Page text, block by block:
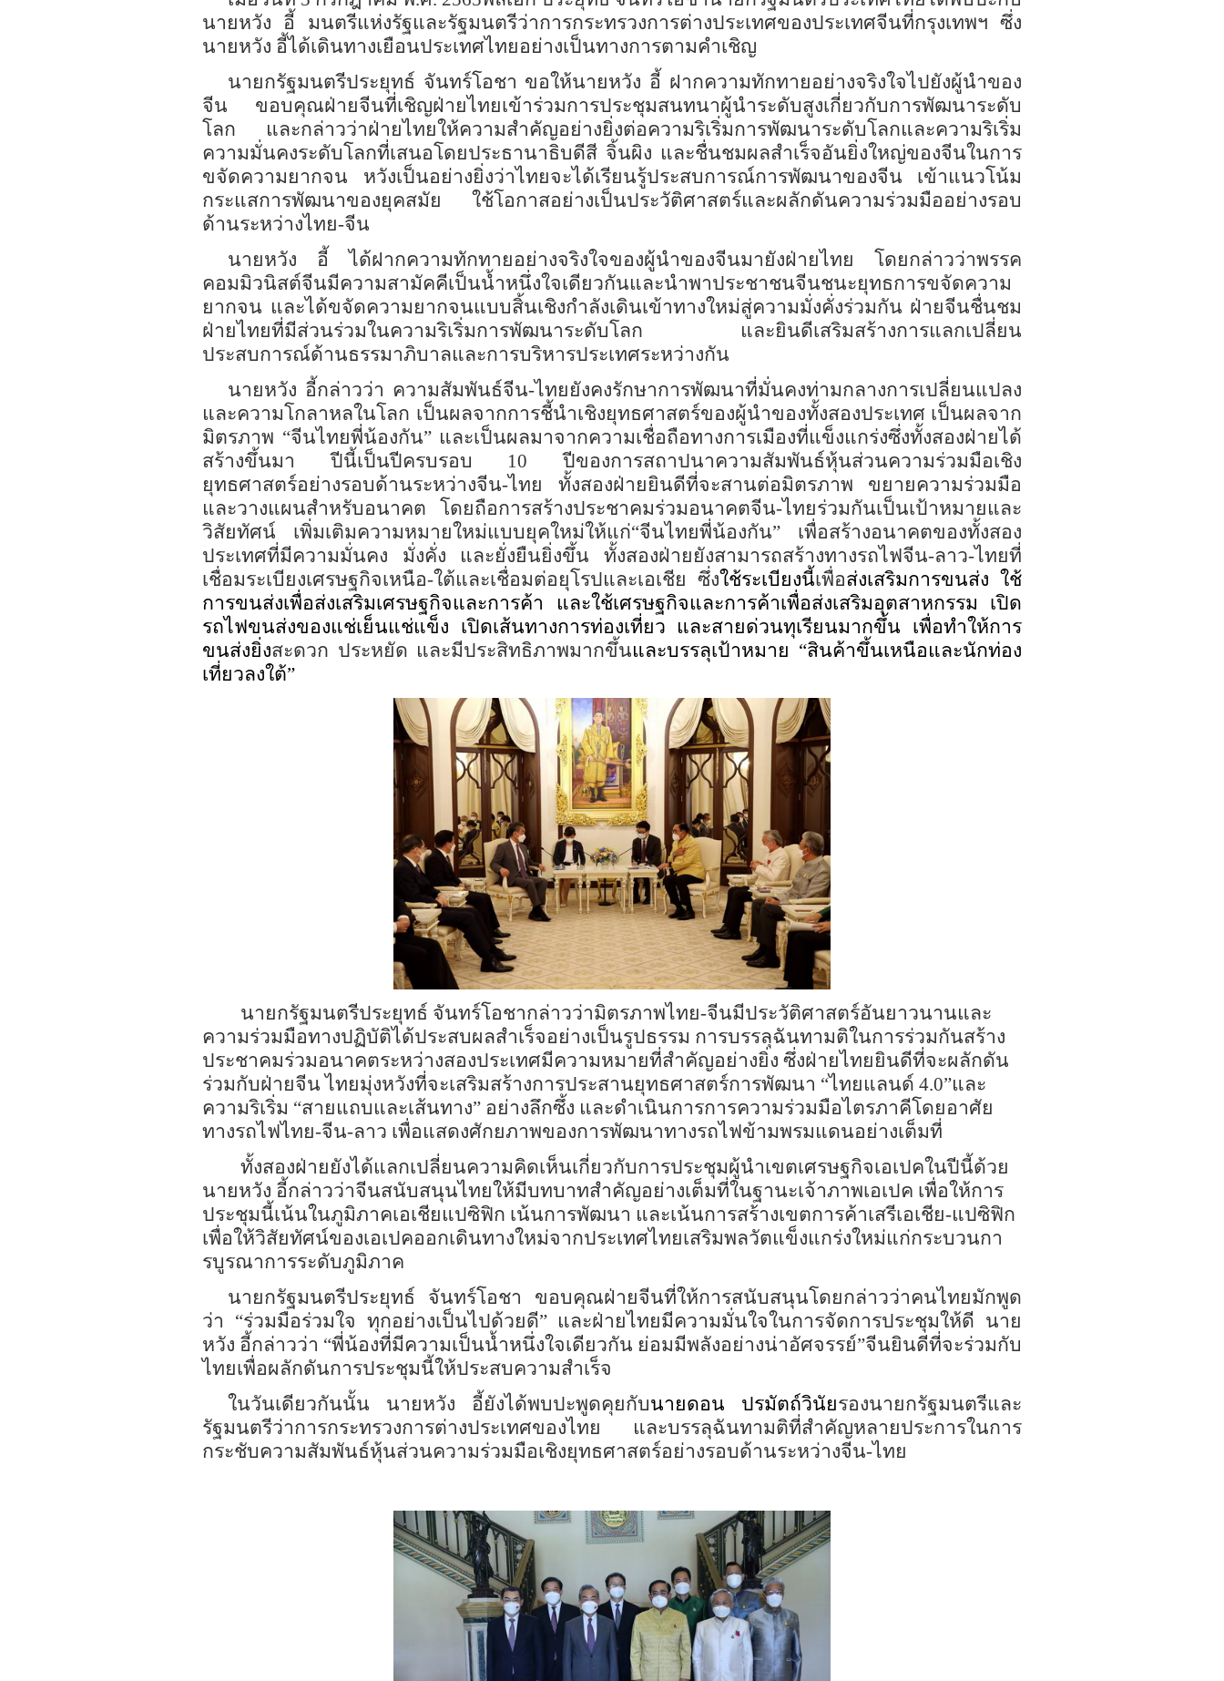
นายหวัง อี้ มนตรีแห่งรัฐและรัฐมนตรีว่าการกระทรวงการต่างประเทศของประเทศจีนที่กรุงเทพฯ ซึ่ง
นายหวัง อี้ได้เดินทางเยือนประเทศไทยอย่างเป็นทางการตามคำเชิญ
นายกรัฐมนตรีประยุทธ์ จันทร์โอชา ขอให้นายหวัง อี้ ฝากความทักทายอย่างจริงใจไปยังผู้นำของ
จีน ขอบคุณฝ่ายจีนที่เชิญฝ่ายไทยเข้าร่วมการประชุมสนทนาผู้นำระดับสูงเกี่ยวกับการพัฒนาระดับ
โลก และกล่าวว่าฝ่ายไทยให้ความสำคัญอย่างยิ่งต่อความริเริ่มการพัฒนาระดับโลกและความริเริ่ม
ความมั่นคงระดับโลกที่เสนอโดยประธานาธิบดีสี จิ้นผิง และชื่นชมผลสำเร็จอันยิ่งใหญ่ของจีนในการ
ขจัดความยากจน หวังเป็นอย่างยิ่งว่าไทยจะได้เรียนรู้ประสบการณ์การพัฒนาของจีน เข้าแนวโน้ม
กระแสการพัฒนาของยุคสมัย ใช้โอกาสอย่างเป็นประวัติศาสตร์และผลักดันความร่วมมืออย่างรอบ
ด้านระหว่างไทย-จีน
นายหวัง อี้ ได้ฝากความทักทายอย่างจริงใจของผู้นำของจีนมายังฝ่ายไทย โดยกล่าวว่าพรรค
คอมมิวนิสต์จีนมีความสามัคคีเป็นน้ำหนึ่งใจเดียวกันและนำพาประชาชนจีนชนะยุทธการขจัดความ
ยากจน และได้ขจัดความยากจนแบบสิ้นเชิงกำลังเดินเข้าทางใหม่สู่ความมั่งคั่งร่วมกัน ฝ่ายจีนชื่นชม
ฝ่ายไทยที่มีส่วนร่วมในความริเริ่มการพัฒนาระดับโลก และยินดีเสริมสร้างการแลกเปลี่ยน
ประสบการณ์ด้านธรรมาภิบาลและการบริหารประเทศระหว่างกัน
นายหวัง อี้กล่าวว่า ความสัมพันธ์จีน-ไทยยังคงรักษาการพัฒนาที่มั่นคงท่ามกลางการเปลี่ยนแปลง
และความโกลาหลในโลก เป็นผลจากการชี้นำเชิงยุทธศาสตร์ของผู้นำของทั้งสองประเทศ เป็นผลจาก
มิตรภาพ “จีนไทยพี่น้องกัน”และเป็นผลมาจากความเชื่อถือทางการเมืองที่แข็งแกร่งซึ่งทั้งสองฝ่ายได้
สร้างขึ้นมาปีนี้เป็นปีครบรอบ 10ปีของการสถาปนาความสัมพันธ์หุ้นส่วนความร่วมมือเชิง
ยุทธศาสตร์อย่างรอบด้านระหว่างจีน-ไทย ทั้งสองฝ่ายยินดีที่จะสานต่อมิตรภาพ ขยายความร่วมมือ
และวางแผนสำหรับอนาคต โดยถือการสร้างประชาคมร่วมอนาคตจีน-ไทยร่วมกันเป็นเป้าหมายและ
วิสัยทัศน์ เพิ่มเติมความหมายใหม่แบบยุคใหม่ให้แก่“จีนไทยพี่น้องกัน” เพื่อสร้างอนาคตของทั้งสอง
ประเทศที่มีความมั่นคง มั่งคั่ง และยั่งยืนยิ่งขึ้น ทั้งสองฝ่ายยังสามารถสร้างทางรถไฟจีน-ลาว-ไทยที่
เชื่อมระเบียงเศรษฐกิจเหนือ-ใต้และเชื่อมต่อยุโรปและเอเชีย ซึ่งใช้ระเบียงนี้เพื่อส่งเสริมการขนส่ง ใช้
การขนส่งเพื่อส่งเสริมเศรษฐกิจและการค้า และใช้เศรษฐกิจและการค้าเพื่อส่งเสริมอุตสาหกรรม เปิด
รถไฟขนส่งของแช่เย็นแช่แข็ง เปิดเส้นทางการท่องเที่ยว และสายด่วนทุเรียนมากขึ้น เพื่อทำให้การ
ขนส่งยิ่งสะดวก ประหยัด และมีประสิทธิภาพมากขึ้นและบรรลุเป้าหมาย “สินค้าขึ้นเหนือและนักท่อง
เที่ยวลงใต้”
นายกรัฐมนตรีประยุทธ์ จันทร์โอชากล่าวว่ามิตรภาพไทย-จีนมีประวัติศาสตร์อันยาวนานและ
ความร่วมมือทางปฏิบัติได้ประสบผลสำเร็จอย่างเป็นรูปธรรม การบรรลุฉันทามติในการร่วมกันสร้าง
ประชาคมร่วมอนาคตระหว่างสองประเทศมีความหมายที่สำคัญอย่างยิ่ง ซึ่งฝ่ายไทยยินดีที่จะผลักดัน
ร่วมกับฝ่ายจีน ไทยมุ่งหวังที่จะเสริมสร้างการประสานยุทธศาสตร์การพัฒนา “ไทยแลนด์ 4.0”และ
ความริเริ่ม “สายแถบและเส้นทาง” อย่างลึกซึ้ง และดำเนินการการความร่วมมือไตรภาคีโดยอาศัย
ทางรถไฟไทย-จีน-ลาว เพื่อแสดงศักยภาพของการพัฒนาทางรถไฟข้ามพรมแดนอย่างเต็มที่
ทั้งสองฝ่ายยังได้แลกเปลี่ยนความคิดเห็นเกี่ยวกับการประชุมผู้นำเขตเศรษฐกิจเอเปคในปีนี้ด้วย
นายหวัง อี้กล่าวว่าจีนสนับสนุนไทยให้มีบทบาทสำคัญอย่างเต็มที่ในฐานะเจ้าภาพเอเปค เพื่อให้การ
ประชุมนี้เน้นในภูมิภาคเอเชียแปซิฟิก เน้นการพัฒนา และเน้นการสร้างเขตการค้าเสรีเอเชีย-แปซิฟิก
เพื่อให้วิสัยทัศน์ของเอเปคออกเดินทางใหม่จากประเทศไทยเสริมพลวัตแข็งแกร่งใหม่แก่กระบวนกา
รบูรณาการระดับภูมิภาค
นายกรัฐมนตรีประยุทธ์ จันทร์โอชา ขอบคุณฝ่ายจีนที่ให้การสนับสนุนโดยกล่าวว่าคนไทยมักพูด
ว่า “ร่วมมือร่วมใจ ทุกอย่างเป็นไปด้วยดี”และฝ่ายไทยมีความมั่นใจในการจัดการประชุมให้ดี นาย
หวัง อี้กล่าวว่า “พี่น้องที่มีความเป็นน้ำหนึ่งใจเดียวกัน ย่อมมีพลังอย่างน่าอัศจรรย์”จีนยินดีที่จะร่วมกับ
ไทยเพื่อผลักดันการประชุมนี้ให้ประสบความสำเร็จ
ในวันเดียวกันนั้น นายหวัง อี้ยังได้พบปะพูดคุยกับนายดอน ปรมัตถ์วินัยรองนายกรัฐมนตรีและ
รัฐมนตรีว่าการกระทรวงการต่างประเทศของไทย และบรรลุฉันทามติที่สำคัญหลายประการในการ
กระชับความสัมพันธ์หุ้นส่วนความร่วมมือเชิงยุทธศาสตร์อย่างรอบด้านระหว่างจีน-ไทย